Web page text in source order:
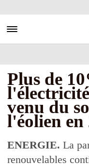
au
principal
Toggle navigation
Plus de
venu du
l'éolien en
ENERGIE. La
renouvelables